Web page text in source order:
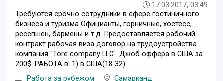
17.03.2017, 03:49
Требуются cрочно сотрудники в сфере гостиничного
бизнеса и туризма Официанты, горничные, хостесс,
ресепшен, бармены и т.д. Предоставляется рабочий
контракт рабочая виза договор на трудоустройства.
компания "Tore company LLC". Джоб оффера в США за
200$. РАБОТА в: 1) в США(18-32) ...
Работа за рубежом
Самарканд